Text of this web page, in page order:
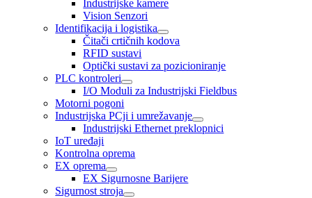
Industrijske kamere
Vision Senzori
Identifikacija i logistika
Čitači crtičnih kodova
RFID sustavi
Optički sustavi za pozicioniranje
PLC kontroleri
I/O Moduli za Industrijski Fieldbus
Motorni pogoni
Industrijska PCji i umrežavanje
Industrijski Ethernet preklopnici
IoT uređaji
Kontrolna oprema
EX oprema
EX Sigurnosne Barijere
Sigurnost stroja